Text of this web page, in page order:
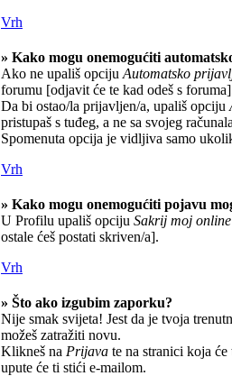
Vrh
» Kako mogu onemogućiti
Ako ne upališ opciju Automatsko
forumu [odjavit će te kad odeš s
Da bi ostao/la prijavljen/a, upališ opciju
pristupaš s tuđeg, a ne sa svojeg
Spomenuta opcija je vidljiva samo
Vrh
» Kako mogu onemogućiti pojavu
U Profilu upališ opciju Sakrij moj
ostale ćeš postati skriven/a].
Vrh
» Što ako izgubim zaporku?
Nije smak svijeta! Jest da je tvoja
možeš zatražiti novu.
Klikneš na Prijava te na stranici koja
upute će ti stići e-mailom.